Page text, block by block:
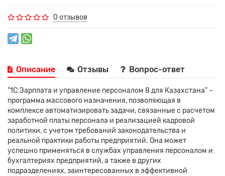
0 отзывов
Описание Отзывы Вопрос-ответ
"1С:Зарплата и управление персоналом 8 для Казахстана" –
программа массового назначения, позволяющая в
комплексе автоматизировать задачи, связанные с расчетом
заработной платы персонала и реализацией кадровой
политики, с учетом требований законодательства и
реальной практики работы предприятий. Она может
успешно применяться в службах управления персоналом и
бухгалтериях предприятий, а также в других
подразделениях, заинтересованных в эффективной